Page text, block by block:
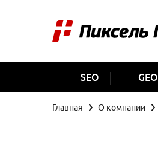
SEO GEO
Главная О компании